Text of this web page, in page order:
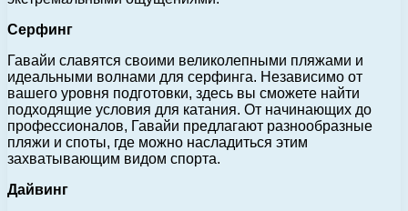
Серфинг
Гавайи славятся своими великолепными пляжами и
идеальными волнами для серфинга. Независимо от
вашего уровня подготовки, здесь вы сможете найти
подходящие условия для катания. От начинающих до
профессионалов, Гавайи предлагают разнообразные
пляжи и споты, где можно насладиться этим
захватывающим видом спорта.
Дайвинг